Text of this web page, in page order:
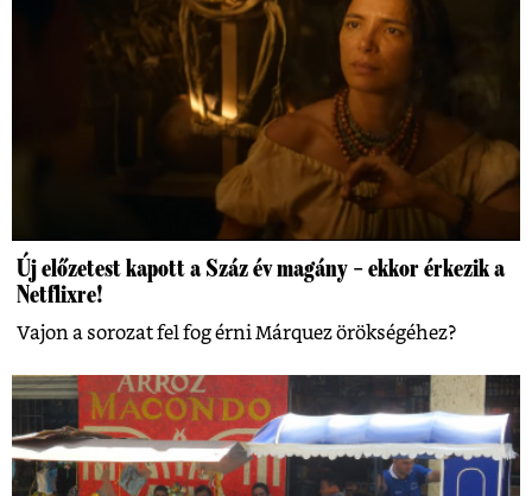
Új előzetest kapott a Száz év magány – ekkor érkezik a
Netflixre!
Vajon a sorozat fel fog érni Márquez örökségéhez?